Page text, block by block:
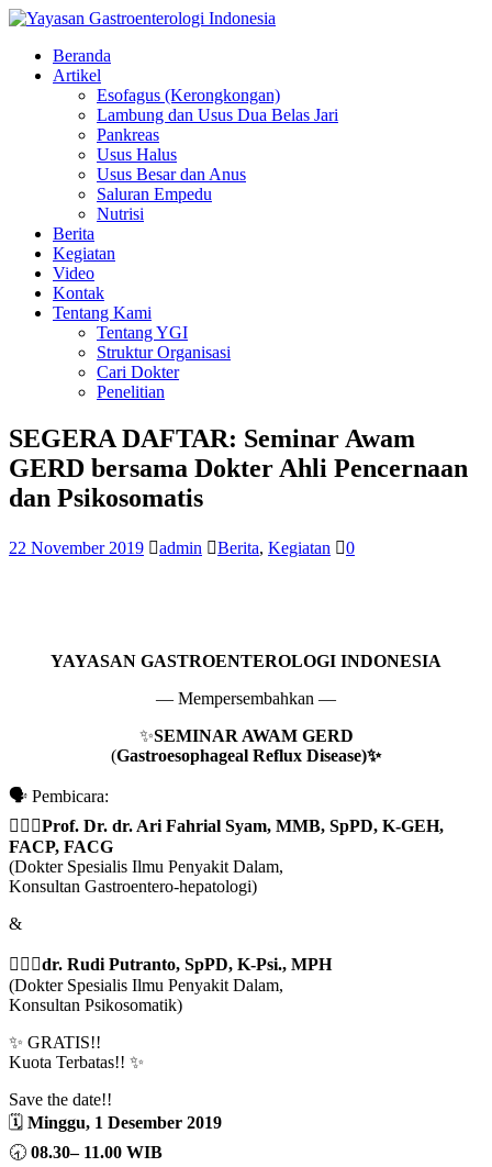
Beranda
Artikel
Esofagus (Kerongkongan)
Lambung dan Usus Dua Belas Jari
Pankreas
Usus Halus
Usus Besar dan Anus
Saluran Empedu
Nutrisi
Berita
Kegiatan
Video
Kontak
Tentang Kami
Tentang YGI
Struktur Organisasi
Cari Dokter
Penelitian
SEGERA DAFTAR: Seminar Awam
GERD bersama Dokter Ahli Pencernaan
dan Psikosomatis
22 November 2019 admin Berita, Kegiatan 0
YAYASAN GASTROENTEROLOGI INDONESIA
— Mempersembahkan —
✨SEMINAR AWAM GERD
(Gastroesophageal Reflux Disease)✨
🗣 Pembicara:
👨🏻‍⚕Prof. Dr. dr. Ari Fahrial Syam, MMB, SpPD, K-GEH,
FACP, FACG
(Dokter Spesialis Ilmu Penyakit Dalam,
Konsultan Gastroentero-hepatologi)
&
👨🏻‍⚕dr. Rudi Putranto, SpPD, K-Psi., MPH
(Dokter Spesialis Ilmu Penyakit Dalam,
Konsultan Psikosomatik)
✨ GRATIS!!
Kuota Terbatas!! ✨
Save the date!!
🗓 Minggu, 1 Desember 2019
🕣 08.30– 11.00 WIB